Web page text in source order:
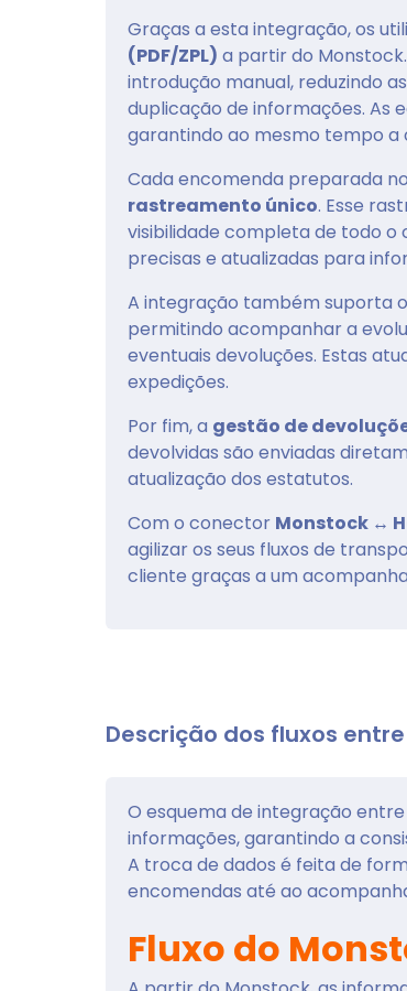
Graças a esta integração, os
(PDF/ZPL) a partir do
introdução manual, reduzindo
duplicação de informações. As
garantindo ao mesmo tempo a
Cada encomenda preparada
rastreamento único. Esse
visibilidade completa de todo o
precisas e atualizadas para
A integração também suporta o
permitindo acompanhar a
eventuais devoluções. Estas
expedições.
Por fim, a gestão de
devolvidas são enviadas
atualização dos estatutos.
Com o conector Monstock ↔
agilizar os seus fluxos de
cliente graças a um
Descrição dos fluxos
O esquema de integração entre
informações, garantindo a
A troca de dados é feita de
encomendas até ao
Fluxo do